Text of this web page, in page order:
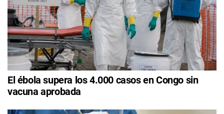
El ébola supera los 4.000 casos en Congo sin
vacuna aprobada